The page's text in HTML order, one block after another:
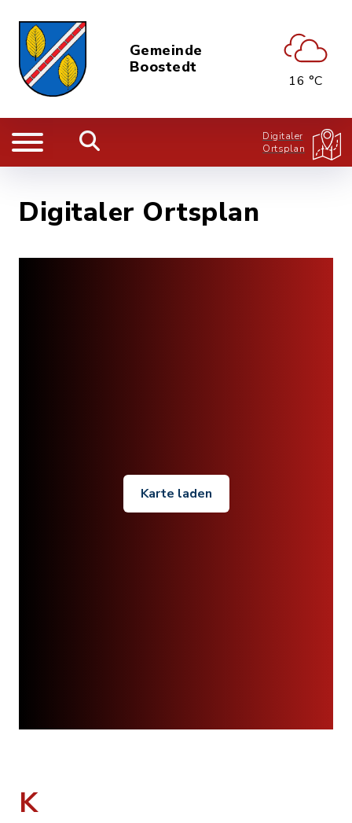
Gemeinde
Boostedt
16 °C
Digitaler
Ortsplan
Digitaler Ortsplan
Karte laden
K